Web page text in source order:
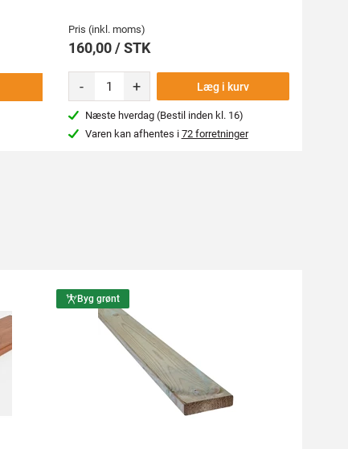
Pris (inkl. moms)
160,00 / STK
- + Læg i kurv
Næste hverdag (Bestil inden kl. 16)
Varen kan afhentes i 72 forretninger
Byg grønt